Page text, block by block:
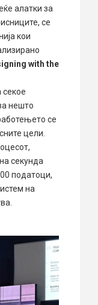
алатки за
се
кои
with the
секое
нешто
се
цели.
секунда
податоци,
на